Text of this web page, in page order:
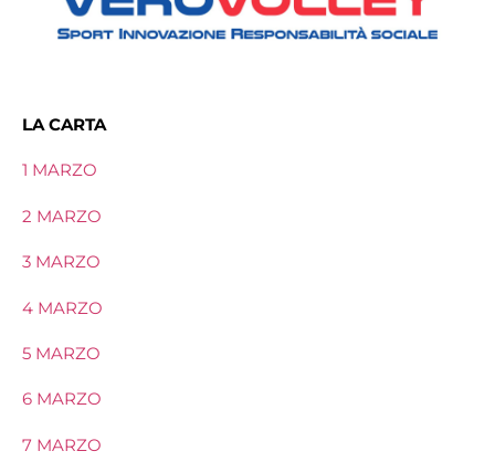
LA CARTA
1 MARZO
2 MARZO
3 MARZO
4 MARZO
5 MARZO
6 MARZO
7 MARZO